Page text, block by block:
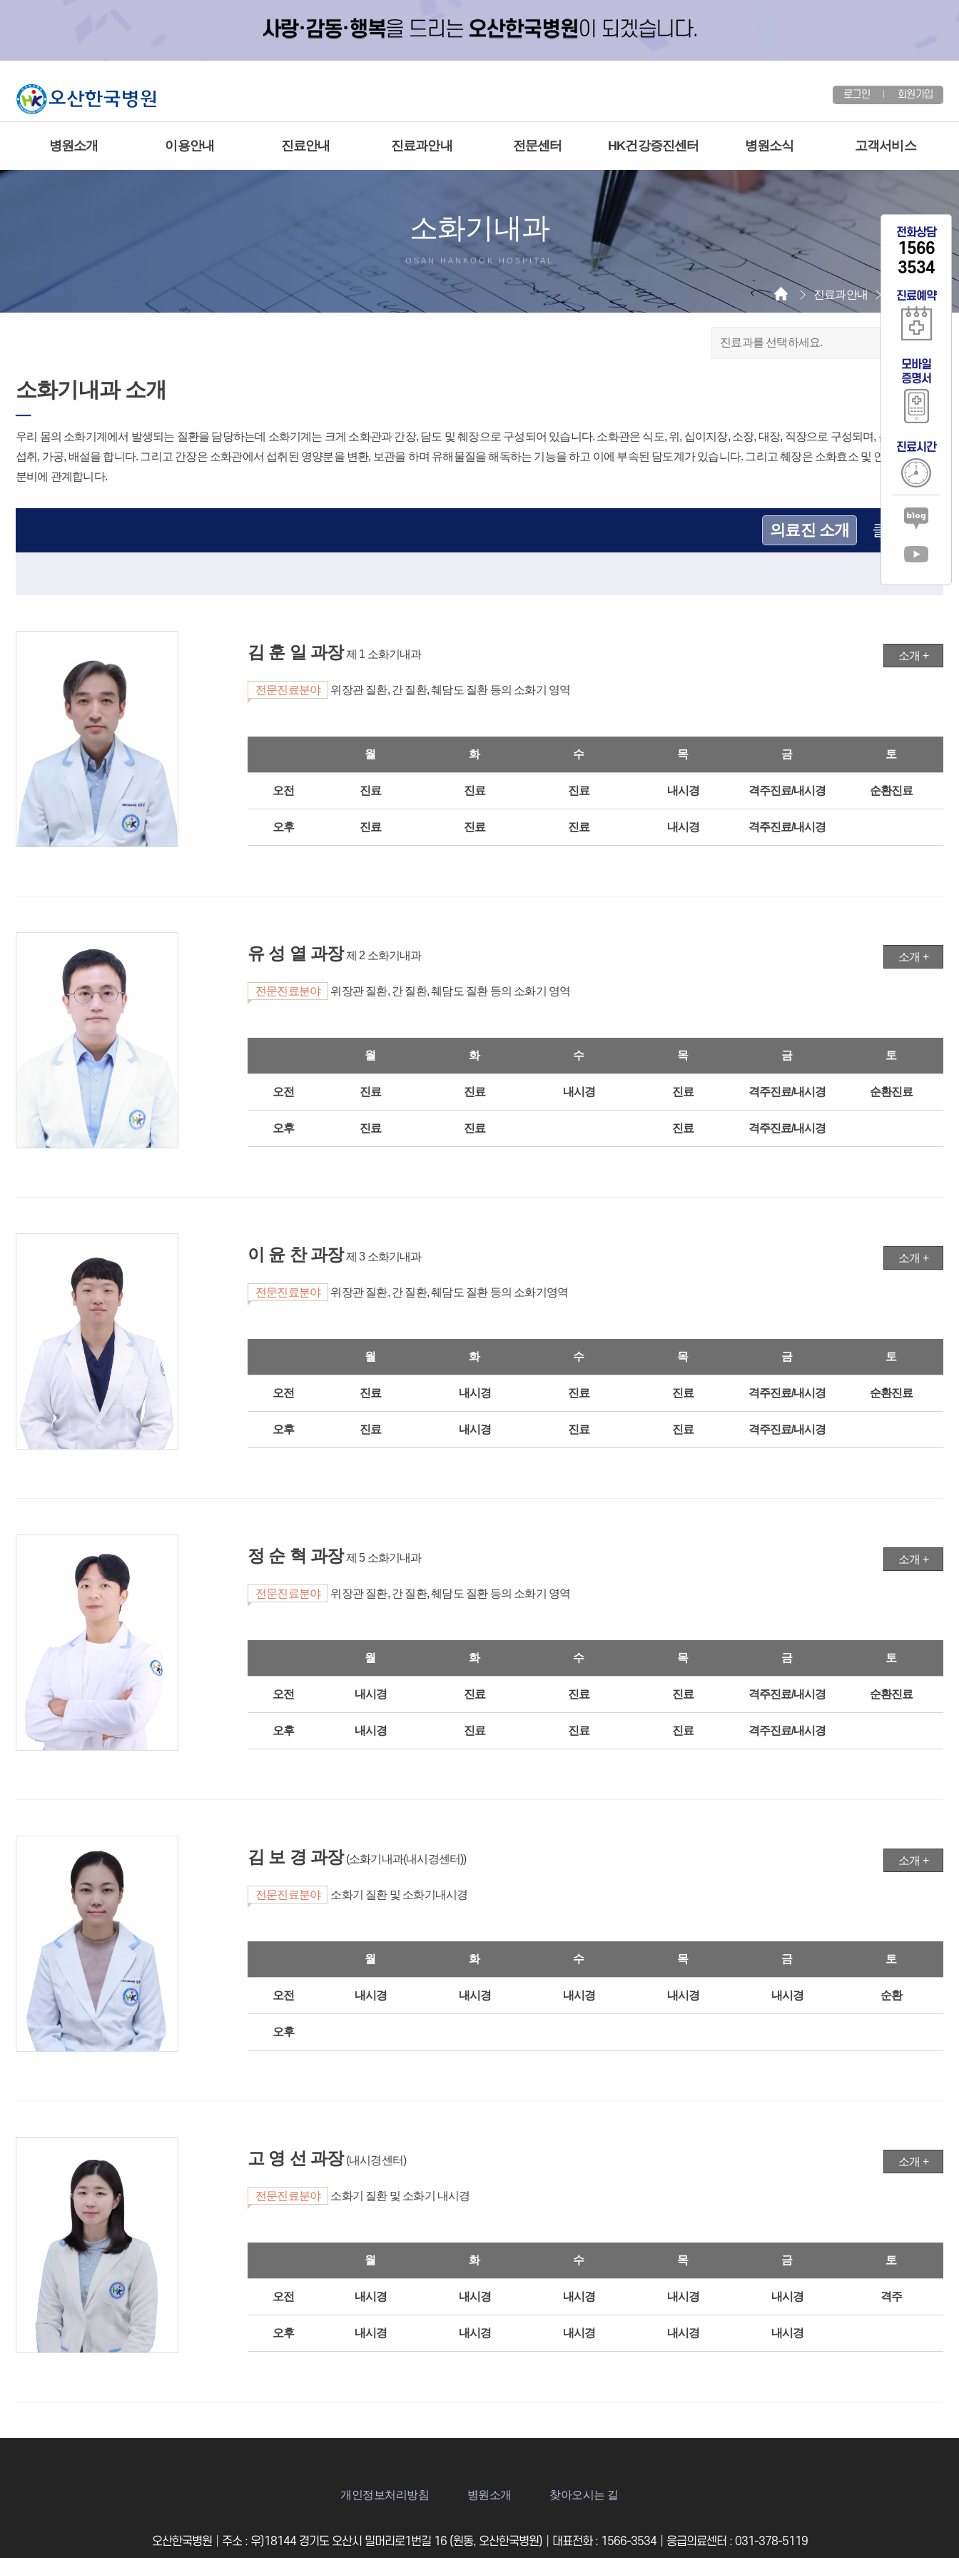
전화상담
1566
3534
진료예약
모바일
증명서
진료시간
로그인 회원가입
병원소개 이용안내 진료안내 진료과안내 전문센터 HK건강증진센터 병원소식 고객서비스
소화기내과
OSAN HANKOOK HOSPITAL
진료과안내 소화기내과
진료과를 선택하세요.
소화기내과 소개
─
우리 몸의 소화기계에서 발생되는 질환을 담당하는데 소화기계는 크게 소화관과 간장, 담도 및 췌장으로 구성되어 있습니다. 소화관은 식도, 위, 십이지장, 소장, 대장, 직장으로 구성되며, 음식물을
섭취, 가공, 배설을 합니다. 그리고 간장은 소화관에서 섭취된 영양분을 변환, 보관을 하며 유해물질을 해독하는 기능을 하고 이에 부속된 담도계가 있습니다. 그리고 췌장은 소화효소 및 인슐린 등의
분비에 관계합니다.
의료진 소개 클리닉
김 훈 일 과장제 1 소화기내과 소개 +
전문진료분야 위장관 질환, 간 질환, 췌담도 질환 등의 소화기 영역
월 화 수 목 금 토
오전 진료 진료 진료 내시경 격주진료/내시경 순환진료
오후 진료 진료 진료 내시경 격주진료/내시경
유 성 열 과장제 2 소화기내과 소개 +
전문진료분야 위장관 질환, 간 질환, 췌담도 질환 등의 소화기 영역
월 화 수 목 금 토
오전 진료 진료 내시경 진료 격주진료/내시경 순환진료
오후 진료 진료 진료 격주진료/내시경
이 윤 찬 과장제 3 소화기내과 소개 +
전문진료분야 위장관 질환, 간 질환, 췌담도 질환 등의 소화기영역
월 화 수 목 금 토
오전 진료 내시경 진료 진료 격주진료/내시경 순환진료
오후 진료 내시경 진료 진료 격주진료/내시경
정 순 혁 과장제 5 소화기내과 소개 +
전문진료분야 위장관 질환, 간 질환, 췌담도 질환 등의 소화기 영역
월 화 수 목 금 토
오전 내시경 진료 진료 진료 격주진료/내시경 순환진료
오후 내시경 진료 진료 진료 격주진료/내시경
김 보 경 과장(소화기내과(내시경센터)) 소개 +
전문진료분야 소화기 질환 및 소화기내시경
월 화 수 목 금 토
오전 내시경 내시경 내시경 내시경 내시경 순환
오후
고 영 선 과장(내시경센터) 소개 +
전문진료분야 소화기 질환 및 소화기 내시경
월 화 수 목 금 토
오전 내시경 내시경 내시경 내시경 내시경 격주
오후 내시경 내시경 내시경 내시경 내시경
개인정보처리방침 병원소개 찾아오시는 길
오산한국병원│주소 : 우)18144 경기도 오산시 밀머리로1번길 16 (원동, 오산한국병원)│대표전화 : 1566-3534│응급의료센터 : 031-378-5119